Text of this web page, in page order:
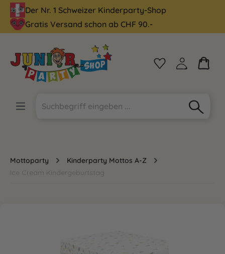
springen
Der Nr. 1 Schweizer Kinderparty-Shop
Gratis Versand schon ab CHF 90.-
Mottoparty
Kinderparty Mottos A-Z
Ice Cream Kindergeburtstag